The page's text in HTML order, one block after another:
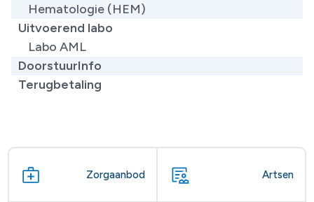
Hematologie (HEM)
Uitvoerend labo
Labo AML
DoorstuurInfo
Terugbetaling
Zorgaanbod Artsen